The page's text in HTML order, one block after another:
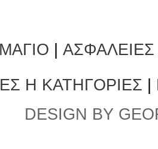
ΜΑΓΙΟ
Η ΚΑΤΗΓΟΡΙΕΣ
DESIGN BY